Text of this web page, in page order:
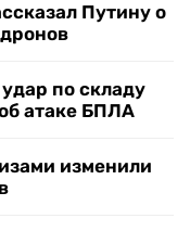
Путину о
по складу
атаке БПЛА
изменили